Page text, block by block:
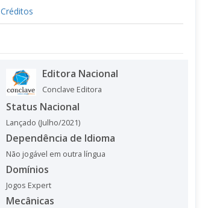
Créditos
Editora Nacional
Conclave Editora
Status Nacional
Lançado (Julho/2021)
Dependência de Idioma
Não jogável em outra língua
Domínios
Jogos Expert
Mecânicas